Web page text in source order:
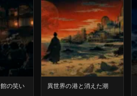
の笑い
異世界の港と消えた潮